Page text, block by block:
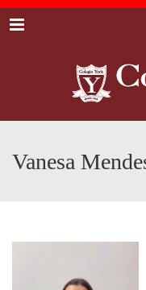
Menu
Vanesa